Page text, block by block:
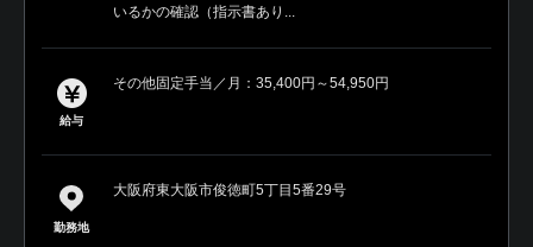
いるかの確認（指示書あり...
給与
その他固定手当／月：35,400円～54,950円
勤務地
大阪府東大阪市俊徳町5丁目5番29号